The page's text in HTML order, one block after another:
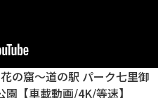
の窟～道の駅 パーク七里御
【車載動画/4K/等速】